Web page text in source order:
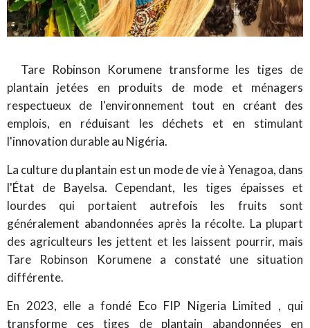
Tare Robinson Korumene transforme les tiges de
plantain jetées en produits de mode et ménagers
respectueux de l'environnement tout en créant des
emplois, en réduisant les déchets et en stimulant
l'innovation durable au Nigéria.
La culture du plantain est un mode de vie à Yenagoa, dans
l'État de Bayelsa. Cependant, les tiges épaisses et
lourdes qui portaient autrefois les fruits sont
généralement abandonnées après la récolte. La plupart
des agriculteurs les jettent et les laissent pourrir, mais
Tare Robinson Korumene a constaté une situation
différente.
En 2023, elle a fondé Eco FIP Nigeria Limited , qui
transforme ces tiges de plantain abandonnées en